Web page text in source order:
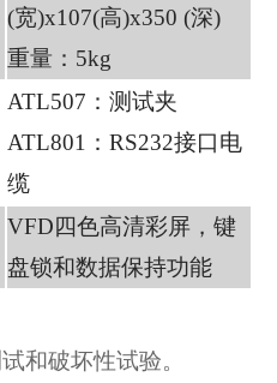
(宽)x107(高)x350 (深)
重量：5kg
ATL507：测试夹
ATL801：RS232接口电
缆
VFD四色高清彩屏，键
盘锁和数据保持功能
和破坏性试验。